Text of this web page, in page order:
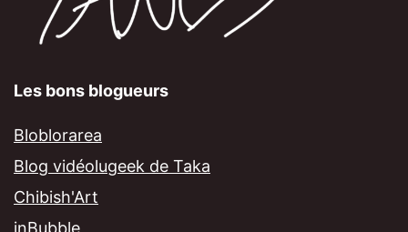
Les bons blogueurs
Bloblorarea
Blog vidéolugeek de Taka
Chibish'Art
inBubble